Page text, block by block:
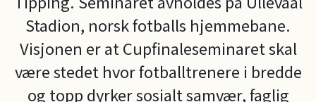
Stadion, norsk fotballs hjemmebane.
Visjonen er at Cupfinaleseminaret skal
være stedet hvor fotballtrenere i bredde
og topp dyrker sosialt samvær, faglig